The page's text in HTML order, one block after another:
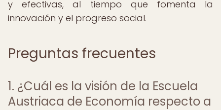
y efectivas, al tiempo que fomenta la
innovación y el progreso social.
Preguntas frecuentes
1. ¿Cuál es la visión de la Escuela
Austriaca de Economía respecto a